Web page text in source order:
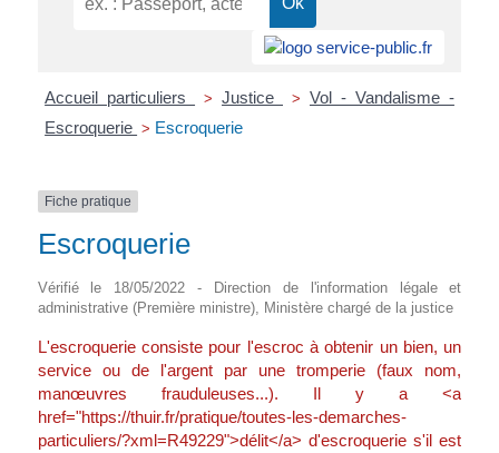
Accueil particuliers > Justice > Vol - Vandalisme -
Escroquerie > Escroquerie
Fiche pratique
Escroquerie
Vérifié le 18/05/2022 - Direction de l'information légale et
administrative (Première ministre), Ministère chargé de la justice
L'escroquerie consiste pour l'escroc à obtenir un bien, un
service ou de l'argent par une tromperie (faux nom,
manœuvres frauduleuses...). Il y a <a
href="https://thuir.fr/pratique/toutes-les-demarches-
particuliers/?xml=R49229">délit</a> d'escroquerie s'il est